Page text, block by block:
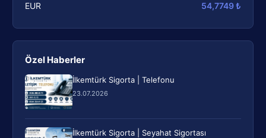
EUR 54,7749 ₺
Özel Haberler
İlkemtürk Sigorta | Telefonu
23.07.2026
İlkemtürk Sigorta | Seyahat Sigortası